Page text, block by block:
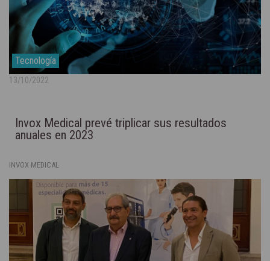
Tecnología
13/10/2022
Invox Medical prevé triplicar sus resultados
anuales en 2023
INVOX MEDICAL